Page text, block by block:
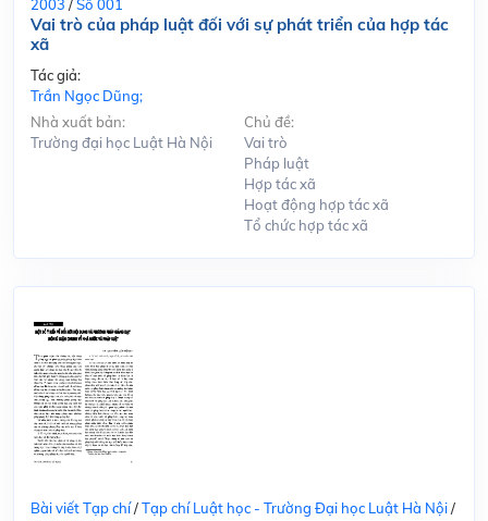
2003 /Số 001
Vai trò của pháp luật đối với sự phát triển của hợp tác
xã
Tác giả:
Trần Ngọc Dũng;
Nhà xuất bản:
Trường đại học Luật Hà Nội
Chủ đề:
Vai trò
Pháp luật
Hợp tác xã
Hoạt động hợp tác xã
Tổ chức hợp tác xã
Bài viết Tạp chí/Tạp chí Luật học - Trường Đại học Luật Hà Nội/